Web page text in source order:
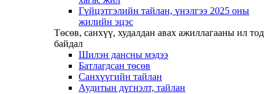
Гүйцэтгэлийн тайлан, үнэлгээ 2025 оны
жилийн эцэс
Төсөв, санхүү, худалдан авах ажиллагааны ил тод
байдал
Шилэн дансны мэдээ
Батлагдсан төсөв
Санхүүгийн тайлан
Аудитын дүгнэлт, тайлан